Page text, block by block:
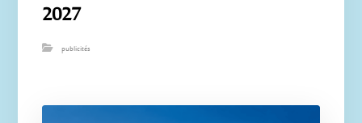
2027
publicités